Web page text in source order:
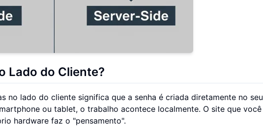
Lado do Cliente?
no lado do cliente significa que a senha é criada diretamente no seu
ou tablet, o trabalho acontece localmente. O site que você
hardware faz o "pensamento".